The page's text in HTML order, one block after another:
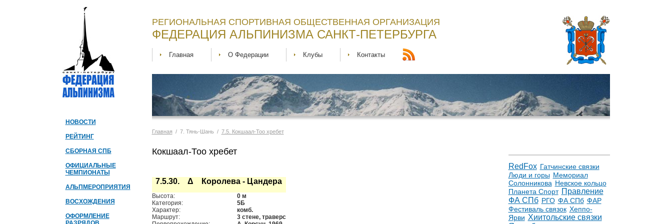
НОВОСТИ
РЕЙТИНГ
СБОРНАЯ СПБ
ОФИЦИАЛЬНЫЕ
ЧЕМПИОНАТЫ
АЛЬПМЕРОПРИЯТИЯ
ВОСХОЖДЕНИЯ
ОФОРМЛЕНИЕ
РЕГИОНАЛЬНАЯ СПОРТИВНАЯ ОБЩЕСТВЕННАЯ ОРГАНИЗАЦИЯ
ФЕДЕРАЦИЯ АЛЬПИНИЗМА САНКТ-ПЕТЕРБУРГА
Главная О Федерации Клубы Контакты
Главная / 7. Тянь-Шань / 7.5. Кокшаал-Тоо хребет
RedFox Гатчинские связки
Люди и горы Мемориал
Солонникова Невское кольцо
Планета Спорт Правление
ФА СПб РГО ФА СПб ФАР
Фестиваль связок Хеппо-
Ярви Хиитольские связки
Кокшаал-Тоо хребет
7.5.30. Δ Королева - Цандера
Высота:
0 м
Категория:
5Б
Характер:
комб.
Маршрут:
3 стене, траверс